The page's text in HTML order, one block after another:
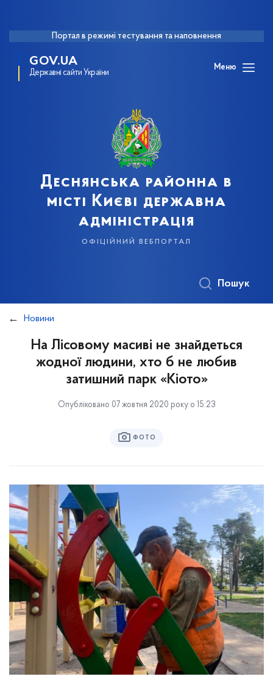
Портал в режимі тестування та наповнення
GOV.UA
Державні сайти України
Меню
Деснянська районна в
місті Києві державна
адміністрація
офіційний вебпортал
Пошук
Новини
На Лісовому масиві не знайдеться
жодної людини, хто б не любив
затишний парк «Кіото»
Опубліковано 07 жовтня 2020 року о 15:23
ФОТО